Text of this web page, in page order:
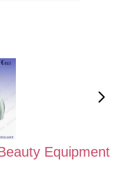
Equipment